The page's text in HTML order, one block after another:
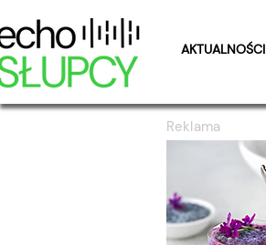
AKTUALNOŚCI
Reklama